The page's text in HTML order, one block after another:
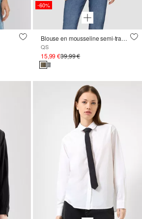
-60%
Blouse en mousseline semi-transparente à manches bouffantes
QS
15,99 €39,99 €